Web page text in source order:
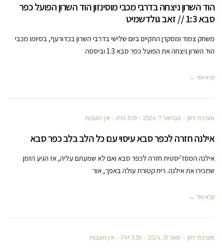
הוד השרון ניצחה בדרבי מכבי מוסינזון הוד השרון הפועל כפר
סבא 1:3 // זאב גולדשמיט
משחק צמוד ומסקרן התקיים ביום שלישי בדרבי השרון בכדורעף, בסיומו מכבי
הוד השרון ניצחה את הפועל כפר סבא 1:3 וביססה
קרא עוד ←
מערכת ירוק פברואר 7, 2024 3:09 PM אין תגובות
אילנה חזרה לכפר סבא עיסוי עם כל הלב בלב כפר סבא
אילנה המסז’יסטית חזרה לכפר סבא ואם לא שמעתם עליה, אז הגיע הזמן
שתכירו את אילנה. ריח קטורת עולה באפך, אור
קרא עוד ←
מערכת ירוק ינואר 31, 2024 3:39 PM אין תגובות